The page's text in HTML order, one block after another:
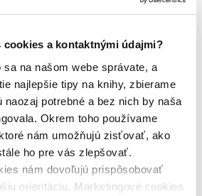
cookies a kontaktnými údajmi?
na našom webe správate, a
najlepšie tipy na knihy, zbierame
potrebné a bez nich by naša
Okrem toho používame
nám umožňujú zisťovať, ako
ho pre vás zlepšovať.
nám dovoľujú prispôsobovať
orientáciu. Marketingové cookies
predpredaj
titulov)pripravujeme
(0 titulov)dostupná (bez
nová
čítaná
stav (0 titulov)čítaná - výborný stav
(0 titulov)
čítaná - mierne
kníh (0 titulov)čítané verzie